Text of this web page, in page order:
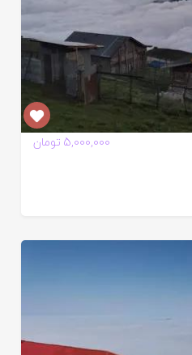
5,000,000 تومان